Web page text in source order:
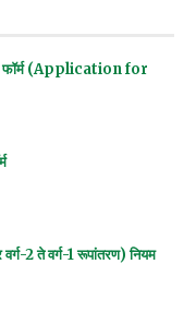
फॉर्म (Application for
2 ते वर्ग-1 रूपांतरण) नियम